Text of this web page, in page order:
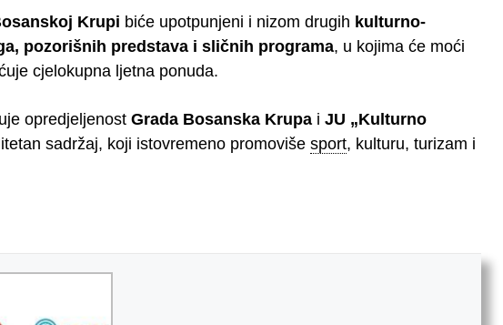
Krupi biće upotpunjeni i nizom drugih kulturno-
pozorišnih predstava i sličnih programa, u kojima će moći
cjelokupna ljetna ponuda.
opredjeljenost Grada Bosanska Krupa i JU „Kulturno
sadržaj, koji istovremeno promoviše sport, kulturu, turizam i